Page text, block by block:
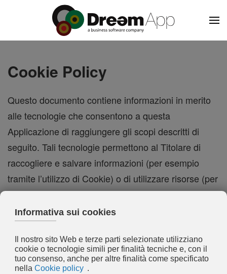
Skip to main content
Cookie Policy
Questo documento contiene informazioni in merito
alle tecnologie che consentono a questa
Applicazione di raggiungere gli scopi descritti di
seguito. Tali tecnologie permettono al Titolare di
raccogliere e salvare informazioni (per esempio
tramite l’utilizzo di Cookie) o di utilizzare risorse (per
esempio eseguendo uno script) sul dispositivo
dell’Utente quando quest’ultimo interagisce con
questa Applicazione.
Per semplicità, in questo documento tali tecnologie
sono sinteticamente definite “Strumenti di